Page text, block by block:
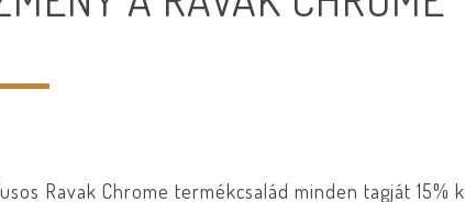
Ravak Chrome termékcsalád minden tagját 15%